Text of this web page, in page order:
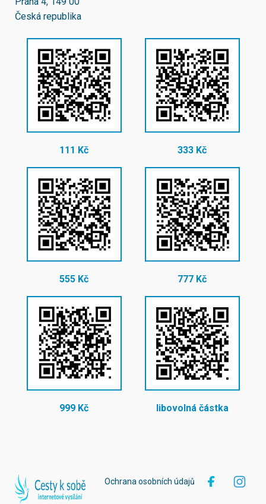
Česká republika
111 Kč 333 Kč
555 Kč 777 Kč
999 Kč libovolná částka
Ochrana osobních údajů